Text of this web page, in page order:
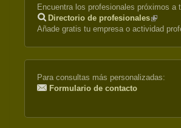
Encuentra los profesionales próximos a
Directorio de profesionales(link
is
Añade gratis tu empresa o actividad
Para consultas más personalizadas:
Formulario de contacto